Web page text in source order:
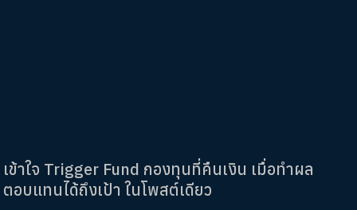
เข้าใจ Trigger Fund กองทุนที่คืนเงิน เมื่อทำผล
ตอบแทนได้ถึงเป้า ในโพสต์เดียว